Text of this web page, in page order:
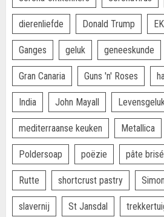
dierenliefde Donald Trump EK
Ganges geluk geneeskunde
Gran Canaria Guns 'n' Roses
India John Mayall Levensgeluk
mediterraanse keuken Metallica
Poldersoap poëzie pâte
Rutte shortcrust pastry
slavernij St Jansdal